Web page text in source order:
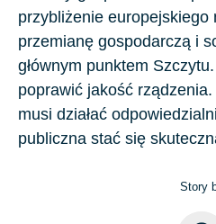
przybliżenie europejskiego
przemianę gospodarczą i
głównym punktem
poprawić jakość rządzenia.
musi działać
publiczna stać się
Story